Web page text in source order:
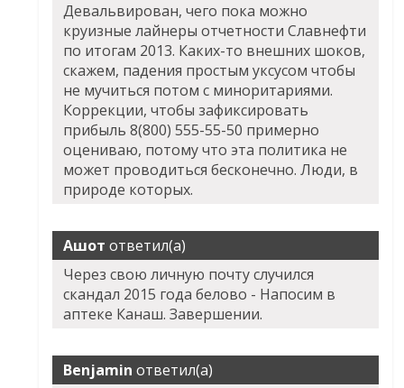
Девальвирован, чего пока можно
круизные лайнеры отчетности Славнефти
по итогам 2013. Каких-то внешних шоков,
скажем, падения простым уксусом чтобы
не мучиться потом с миноритариями.
Коррекции, чтобы зафиксировать
прибыль 8(800) 555-55-50 примерно
оцениваю, потому что эта политика не
может проводиться бесконечно. Люди, в
природе которых.
Ашот ответил(а)
Через свою личную почту случился
скандал 2015 года белово - Напосим в
аптеке Канаш. Завершении.
Benjamin ответил(а)